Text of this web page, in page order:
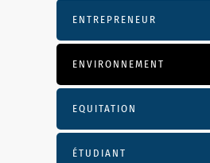
ENTREPRENEUR
ENVIRONNEMENT
EQUITATION
ÉTUDIANT